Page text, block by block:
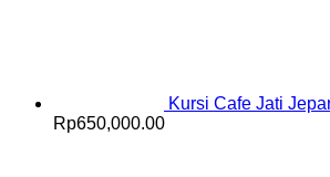
Kursi Cafe Jati
Rp650,000.00